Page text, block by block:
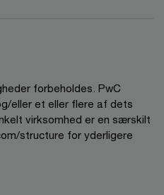
forbeholdes. PwC
eller et eller flere af dets
virksomhed er en særskilt
structure for yderligere